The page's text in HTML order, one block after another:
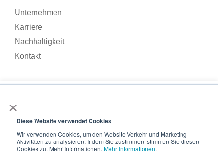
×
Diese Website verwendet Cookies
Wir verwenden Cookies, um den Website-Verkehr und Marketing-
Aktivitäten zu analysieren. Indem Sie zustimmen, stimmen Sie diesen
Cookies zu. Mehr Informationen. Mehr Informationen.
analysieren und Ihr Nutzererlebnis zu verbessern. Wenn Sie auf
„Akzeptieren“ klicken, stimmen Sie der Verwendung von
Akzeptieren
Unternehmen
Karriere
Nachhaltigkeit
Kontakt
© 2026 – Roamler .V.
Allgemeine
45001
ISO 27001